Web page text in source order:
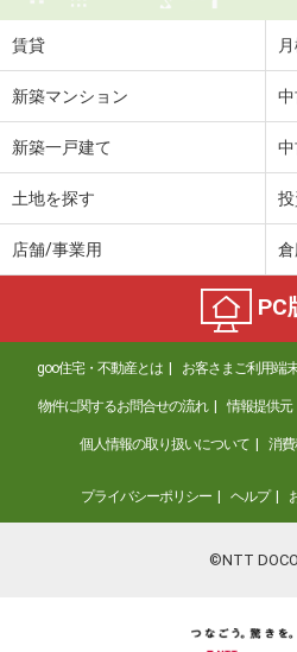
建物面積
143.56m²
福島県二本松市松岡
188.62m²
780万円
住 所
福島県い
建物面積 111.77m²
土地面積
278.7m²
福島県須賀川市向陽町
価 格
1,980万円
住 所
福島県須
116.54m²
賃貸
新築マンション
新築一戸建て
土地を探す
店舗/事業用
PC
goo住宅・不動産とは お客さまご利用端
物件に関するお問合せの流れ 情報提供元
個人情報の取り扱いについて 消
プライバシーポリシー ヘルプ
©NTT